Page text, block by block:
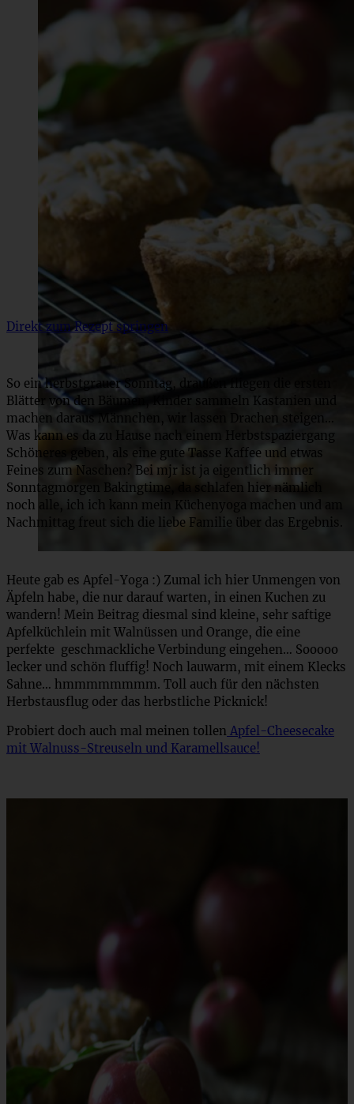
Direkt zum Rezept springen
So ein herbstgrauer Sonntag, draußen fliegen die ersten
Blätter von den Bäumen, Kinder sammeln Kastanien und
machen daraus Männchen, wir lassen Drachen steigen…
Was kann es da zu Hause nach einem Herbstspaziergang
Schöneres geben, als eine gute Tasse Kaffee und etwas
Feines zum Naschen? Bei mjr ist ja eigentlich immer
Sonntagmorgen Bakingtime, da schlafen hier nämlich
noch alle, ich ich kann mein Küchenyoga machen und am
Nachmittag freut sich die liebe Familie über das Ergebnis.
Heute gab es Apfel-Yoga :) Zumal ich hier Unmengen von
Äpfeln habe, die nur darauf warten, in einen Kuchen zu
wandern! Mein Beitrag diesmal sind kleine, sehr saftige
Apfelküchlein mit Walnüssen und Orange, die eine
perfekte geschmackliche Verbindung eingehen… Sooooo
lecker und schön fluffig! Noch lauwarm, mit einem Klecks
Sahne… hmmmmmmmm. Toll auch für den nächsten
Herbstausflug oder das herbstliche Picknick!
Probiert doch auch mal meinen tollen Apfel-Cheesecake
mit Walnuss-Streuseln und Karamellsauce!